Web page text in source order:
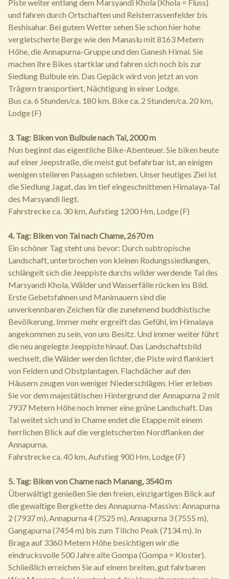
Piste weiter entlang dem Marsyandi Khola (Khola = Fluss)
und fahren durch Ortschaften und Reisterrassenfelder bis
Beshisahar. Bei gutem Wetter sehen Sie schon hier hohe
vergletscherte Berge wie den Manaslu mit 8163 Metern
Höhe, die Annapurna-Gruppe und den Ganesh Himal. Sie
machen Ihre Bikes startklar und fahren sich noch bis zur
Siedlung Bulbule ein. Das Gepäck wird von jetzt an von
Trägern transportiert, Nächtigung in einer Lodge.
Bus ca. 6 Stunden/ca. 180 km, Bike ca. 2 Stunden/ca. 20 km,
Lodge (F)
3. Tag: Biken von Bulbule nach Tal, 2000 m
Nun beginnt das eigentliche Bike-Abenteuer. Sie biken heute
auf einer Jeepstraße, die meist gut befahrbar ist, an einigen
wenigen steileren Passagen schieben. Unser heutiges Ziel ist
die Siedlung Jagat, das im tief eingeschnittenen Himalaya-Tal
des Marsyandi liegt.
Fahrstrecke ca. 30 km, Aufstieg 1200 Hm, Lodge (F)
4. Tag: Biken von Tal nach Chame, 2670 m
Ein schöner Tag steht uns bevor: Durch subtropische
Landschaft, unterbrochen von kleinen Rodungssiedlungen,
schlängelt sich die Jeeppiste durchs wilder werdende Tal des
Marsyandi Khola, Wälder und Wasserfälle rücken ins Bild.
Erste Gebetsfahnen und Manimauern sind die
unverkennbaren Zeichen für die zunehmend buddhistische
Bevölkerung. Immer mehr ergreift das Gefühl, im Himalaya
angekommen zu sein, von uns Besitz. Und immer weiter führt
die neu angelegte Jeeppiste hinauf. Das Landschaftsbild
wechselt, die Wälder werden lichter, die Piste wird flankiert
von Feldern und Obstplantagen. Flachdächer auf den
Häusern zeugen von weniger Niederschlägen. Hier erleben
Sie vor dem majestätischen Hintergrund der Annapurna 2 mit
7937 Metern Höhe noch immer eine grüne Landschaft. Das
Tal weitet sich und in Chame endet die Etappe mit einem
herrlichen Blick auf die vergletscherten Nordflanken der
Annapurna.
Fahrstrecke ca. 40 km, Aufstieg 900 Hm, Lodge (F)
5. Tag: Biken von Chame nach Manang, 3540 m
Überwältigt genießen Sie den freien, einzigartigen Blick auf
die gewaltige Bergkette des Annapurna-Massivs: Annapurna
2 (7937 m), Annapurna 4 (7525 m), Annapurna 3 (7555 m),
Gangapurna (7454 m) bis zum Tilicho Peak (7134 m). In
Braga auf 3360 Metern Höhe besichtigen wir die
eindrucksvolle 500 Jahre alte Gompa (Gompa = Kloster).
Schließlich erreichen Sie auf einem breiten, gut fahrbaren